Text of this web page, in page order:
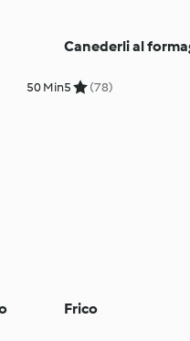
50 Min
Canederli al
5 (78)
Frico